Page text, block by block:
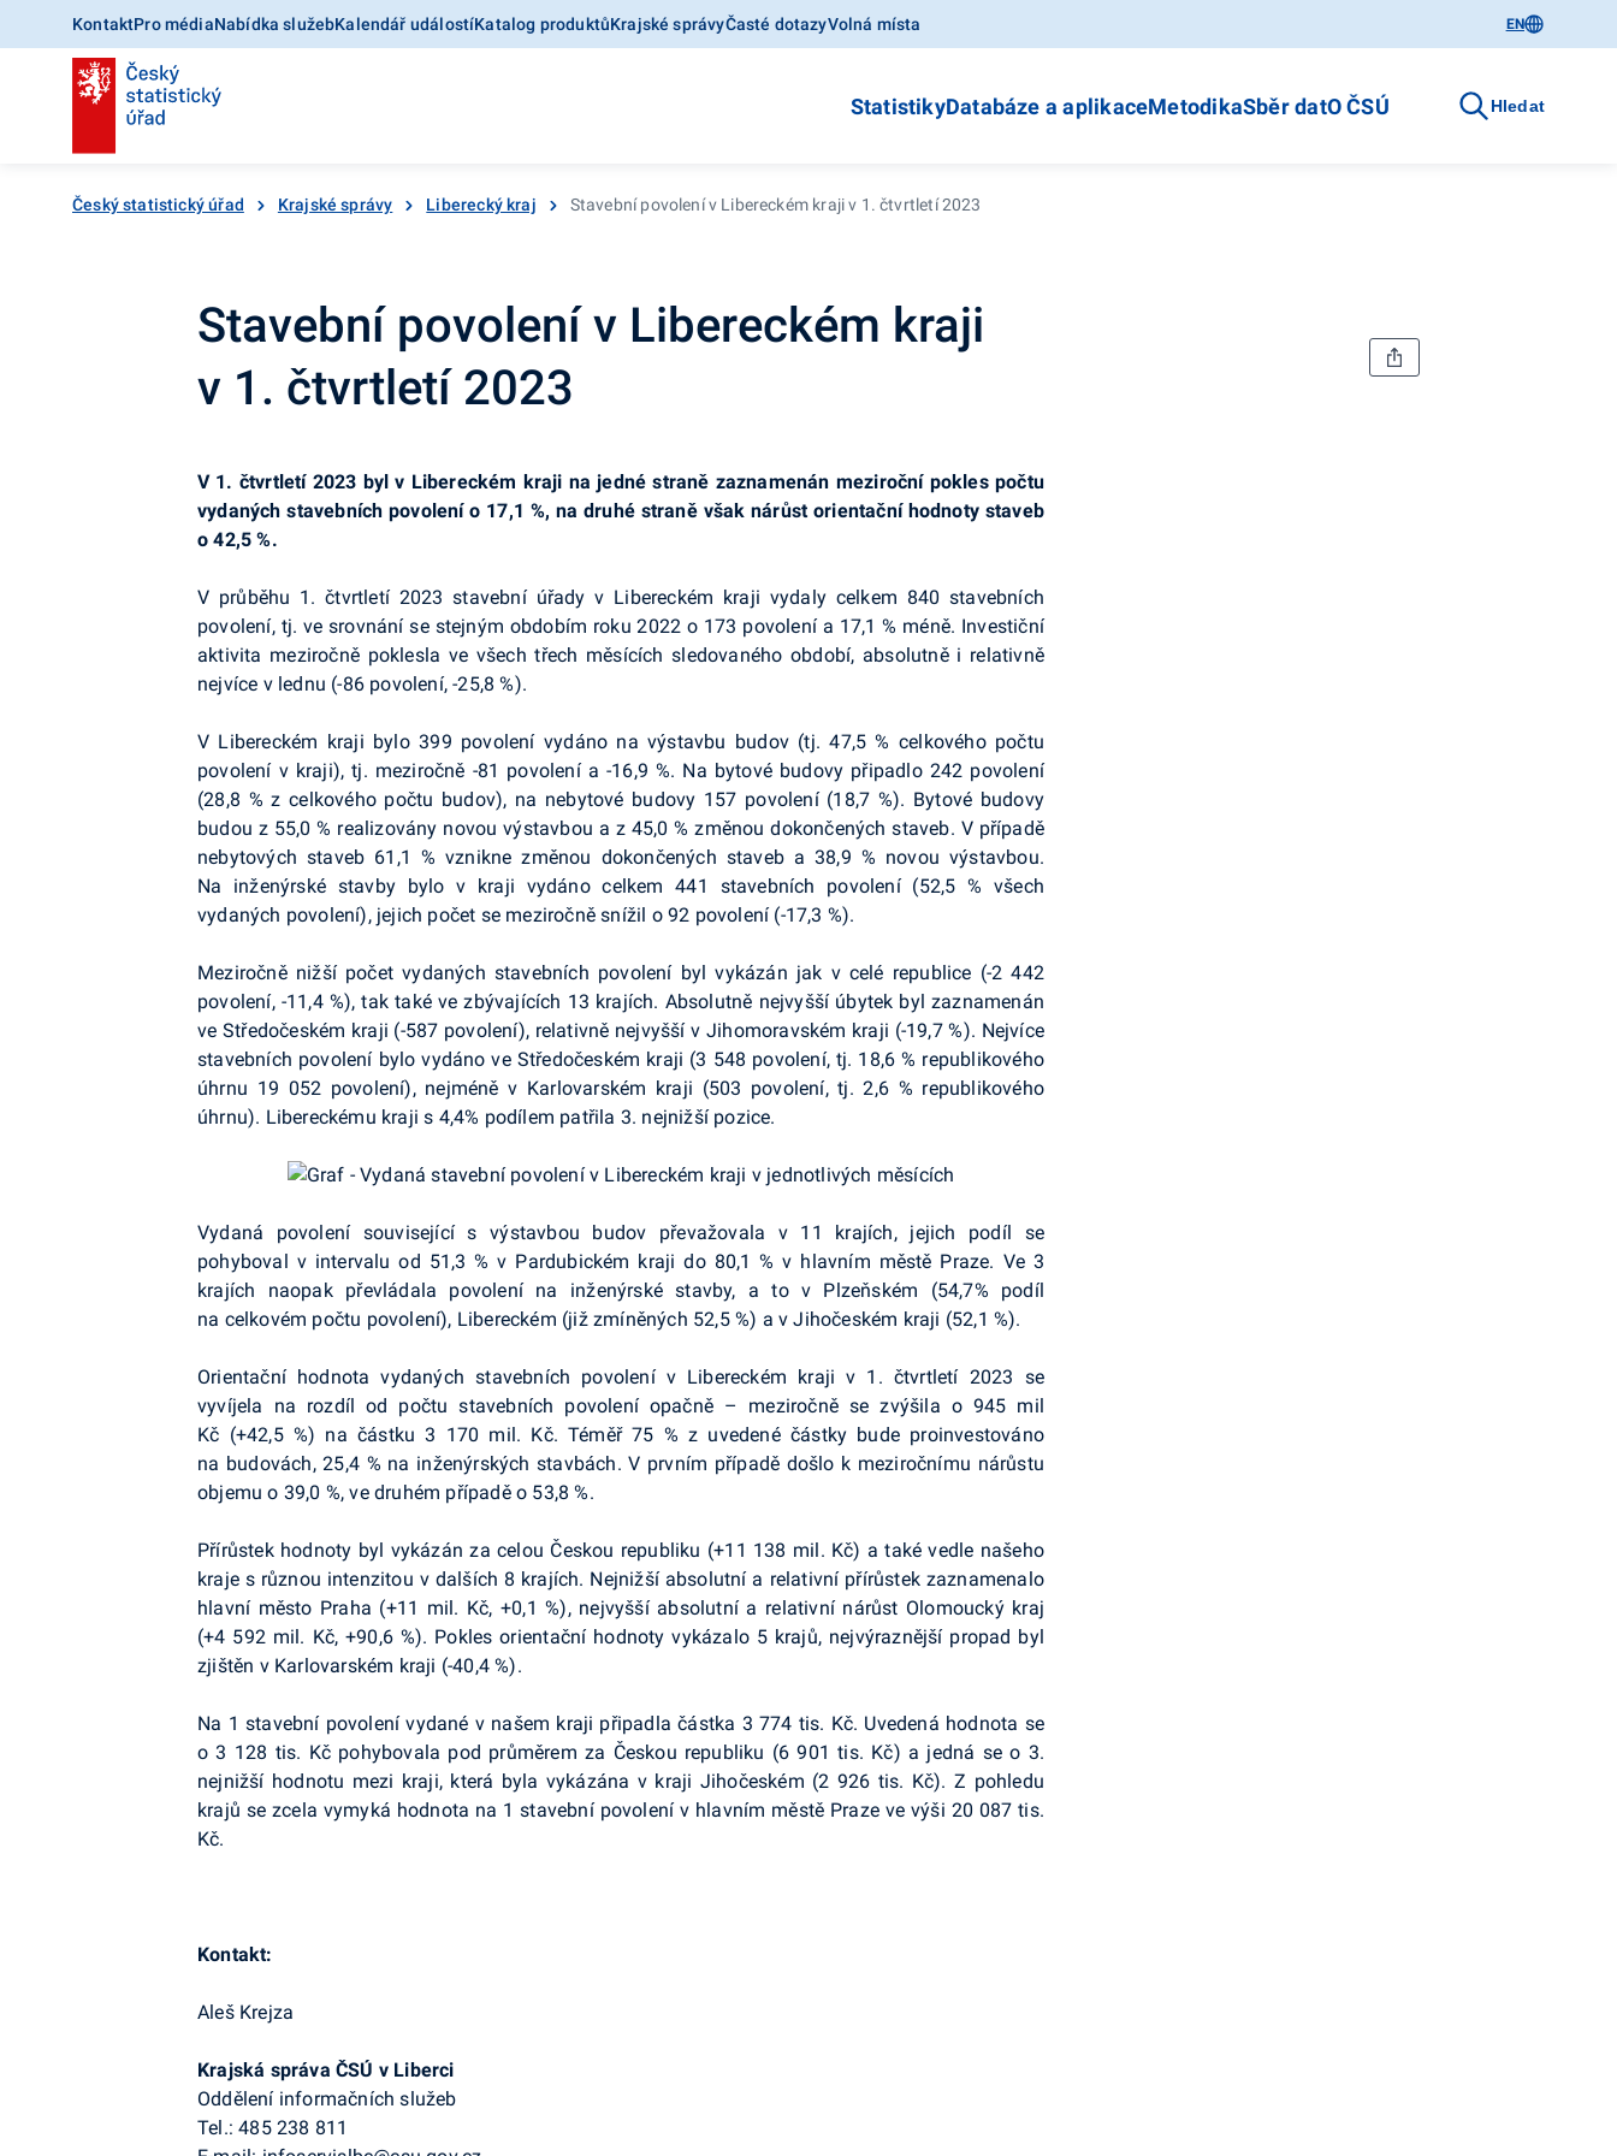
KontaktPro médiaNabídka služebKalendář událostíKatalog produktůKrajské správyČasté dotazyVolná místa EN
StatistikyDatabáze a aplikaceMetodikaSběr datO ČSÚ Hledat
Český statistický úřad Krajské správy Liberecký kraj Stavební povolení v Libereckém kraji v 1. čtvrtletí 2023
Stavební povolení v Libereckém kraji
v 1. čtvrtletí 2023
V 1. čtvrtletí 2023 byl v Libereckém kraji na jedné straně zaznamenán meziroční pokles počtu
vydaných stavebních povolení o 17,1 %, na druhé straně však nárůst orientační hodnoty staveb
o 42,5 %.
V průběhu 1. čtvrtletí 2023 stavební úřady v Libereckém kraji vydaly celkem 840 stavebních
povolení, tj. ve srovnání se stejným obdobím roku 2022 o 173 povolení a 17,1 % méně. Investiční
aktivita meziročně poklesla ve všech třech měsících sledovaného období, absolutně i relativně
nejvíce v lednu (-86 povolení, -25,8 %).
V Libereckém kraji bylo 399 povolení vydáno na výstavbu budov (tj. 47,5 % celkového počtu
povolení v kraji), tj. meziročně -81 povolení a -16,9 %. Na bytové budovy připadlo 242 povolení
(28,8 % z celkového počtu budov), na nebytové budovy 157 povolení (18,7 %). Bytové budovy
budou z 55,0 % realizovány novou výstavbou a z 45,0 % změnou dokončených staveb. V případě
nebytových staveb 61,1 % vznikne změnou dokončených staveb a 38,9 % novou výstavbou.
Na inženýrské stavby bylo v kraji vydáno celkem 441 stavebních povolení (52,5 % všech
vydaných povolení), jejich počet se meziročně snížil o 92 povolení (-17,3 %).
Meziročně nižší počet vydaných stavebních povolení byl vykázán jak v celé republice (-2 442
povolení, -11,4 %), tak také ve zbývajících 13 krajích. Absolutně nejvyšší úbytek byl zaznamenán
ve Středočeském kraji (-587 povolení), relativně nejvyšší v Jihomoravském kraji (-19,7 %). Nejvíce
stavebních povolení bylo vydáno ve Středočeském kraji (3 548 povolení, tj. 18,6 % republikového
úhrnu 19 052 povolení), nejméně v Karlovarském kraji (503 povolení, tj. 2,6 % republikového
úhrnu). Libereckému kraji s 4,4% podílem patřila 3. nejnižší pozice.
Vydaná povolení související s výstavbou budov převažovala v 11 krajích, jejich podíl se
pohyboval v intervalu od 51,3 % v Pardubickém kraji do 80,1 % v hlavním městě Praze. Ve 3
krajích naopak převládala povolení na inženýrské stavby, a to v Plzeňském (54,7% podíl
na celkovém počtu povolení), Libereckém (již zmíněných 52,5 %) a v Jihočeském kraji (52,1 %).
Orientační hodnota vydaných stavebních povolení v Libereckém kraji v 1. čtvrtletí 2023 se
vyvíjela na rozdíl od počtu stavebních povolení opačně – meziročně se zvýšila o 945 mil
Kč (+42,5 %) na částku 3 170 mil. Kč. Téměř 75 % z uvedené částky bude proinvestováno
na budovách, 25,4 % na inženýrských stavbách. V prvním případě došlo k meziročnímu nárůstu
objemu o 39,0 %, ve druhém případě o 53,8 %.
Přírůstek hodnoty byl vykázán za celou Českou republiku (+11 138 mil. Kč) a také vedle našeho
kraje s různou intenzitou v dalších 8 krajích. Nejnižší absolutní a relativní přírůstek zaznamenalo
hlavní město Praha (+11 mil. Kč, +0,1 %), nejvyšší absolutní a relativní nárůst Olomoucký kraj
(+4 592 mil. Kč, +90,6 %). Pokles orientační hodnoty vykázalo 5 krajů, nejvýraznější propad byl
zjištěn v Karlovarském kraji (-40,4 %).
Na 1 stavební povolení vydané v našem kraji připadla částka 3 774 tis. Kč. Uvedená hodnota se
o 3 128 tis. Kč pohybovala pod průměrem za Českou republiku (6 901 tis. Kč) a jedná se o 3.
nejnižší hodnotu mezi kraji, která byla vykázána v kraji Jihočeském (2 926 tis. Kč). Z pohledu
krajů se zcela vymyká hodnota na 1 stavební povolení v hlavním městě Praze ve výši 20 087 tis.
Kč.
Kontakt:
Aleš Krejza
Krajská správa ČSÚ v Liberci
Oddělení informačních služeb
Tel.: 485 238 811